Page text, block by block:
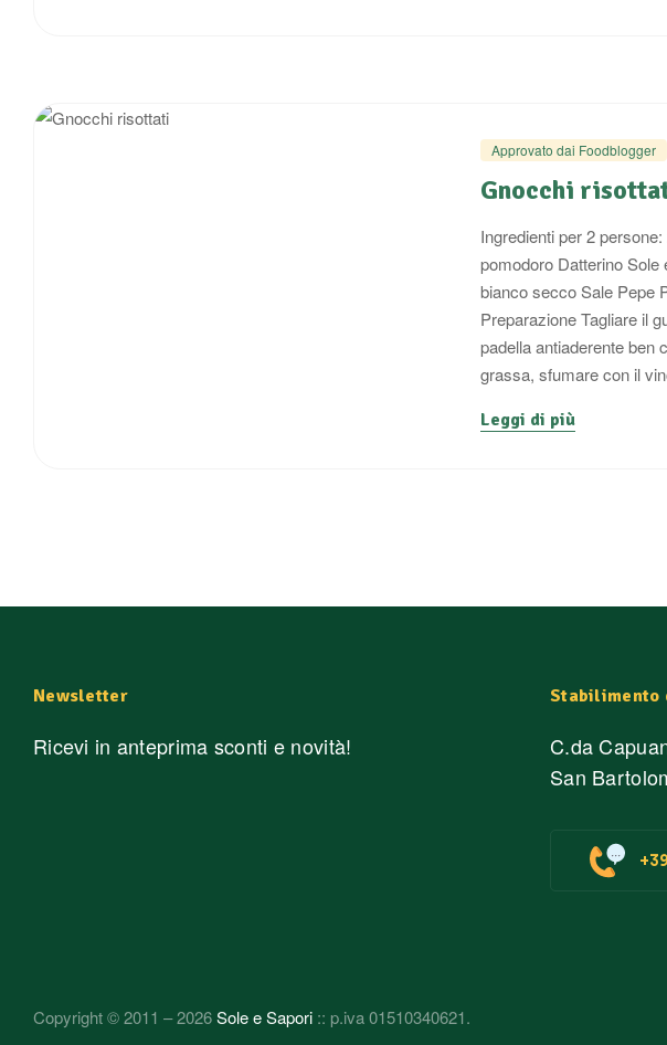
Approvato dai Foodblogger
Gnocchi
Ingredienti per 2
pomodoro Datterino
bianco secco Sale Pepe
Preparazione Tagliare il
padella antiaderente ben
grassa, sfumare con il
Leggi di più
Newsletter
Ricevi in anteprima sconti e novità!
Stabilimento
C.da
San
Copyright © 2011 – 2026Sole e Sapori :: p.iva 01510340621.